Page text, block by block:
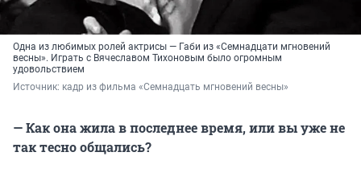
Одна из любимых ролей актрисы — Габи из «Семнадцати мгновений
весны». Играть с Вячеславом Тихоновым было огромным
удовольствием
Источник: кадр из фильма «Семнадцать мгновений весны»
— Как она жила в последнее время, или вы уже не
так тесно общались?